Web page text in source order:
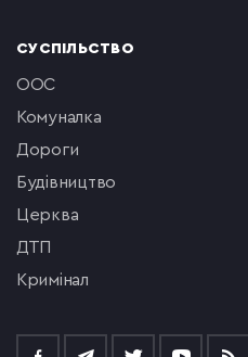
СУСПІЛЬСТВО
ООС
комуналка
Дороги
будівництво
церква
ДТП
кримінал